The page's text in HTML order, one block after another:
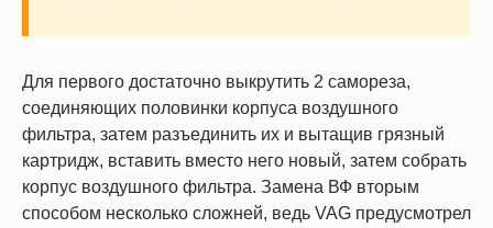
Для первого достаточно выкрутить 2 самореза,
соединяющих половинки корпуса воздушного
фильтра, затем разъединить их и вытащив грязный
картридж, вставить вместо него новый, затем собрать
корпус воздушного фильтра. Замена ВФ вторым
способом несколько сложней, ведь VAG предусмотрел